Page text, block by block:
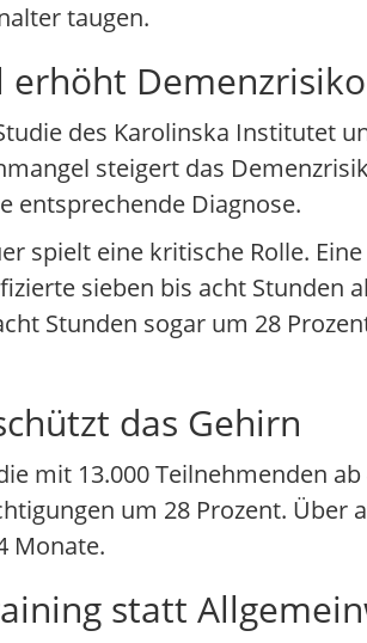
taugen.
erhöht
des Karolinska Institutet
steigert das
entsprechende Diagnose.
spielt eine kritische Rolle.
sieben bis acht Stunden
Stunden sogar um 28
das Gehirn
mit 13.000 Teilnehmenden
um 28 Prozent. Über
Monate.
statt